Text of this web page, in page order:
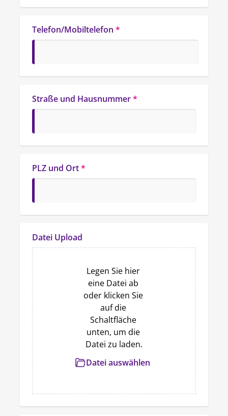
Telefon/Mobiltelefon *
Straße und Hausnummer*
PLZ und Ort*
Datei Upload
Legen Sie hier
eine Datei ab
oder klicken Sie
auf die
Schaltfläche
unten, um die
Datei zu laden.
Datei auswählen